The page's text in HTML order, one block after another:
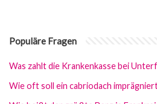
Populäre Fragen
Was zahlt die Krankenkasse bei
Wie oft soll ein cabriodach